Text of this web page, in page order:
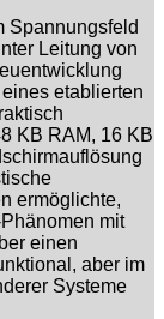
Spannungsfeld
Leitung von
etablierten
KB RAM, 16 KB
ermöglichte,
mit
einen
aber im
Systeme